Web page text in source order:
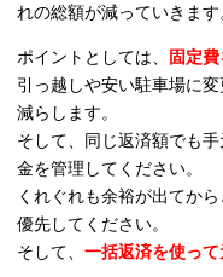
れの総額が減っていきます
ポイントとしては、 固定
引っ越しや安い駐車場に
減らします。
そして、同じ返済額でも
金を管理してください。
くれぐれも余裕が出てか
優先してください。
そして、 一括返済を使って